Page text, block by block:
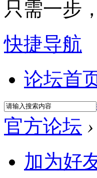
只需一步
快捷导航
论坛首
官方论坛 ›
加为好